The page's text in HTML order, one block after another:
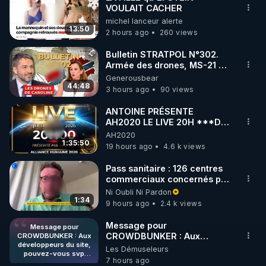
🌱 INSTAGRAM
https://www.instagram.com/rdlr_thierrycasasnovas/
http://rgnr.li/instagram
🌱 LA NEWSLETTER
Pour ne pas rater l’actualité RGNR (stages,
http://rgnr.li/news
🌱 VIDÉOS NON CENSURÉES SUR ODYSEE
Toutes les vidéos Youtube sont aussi sur la
http://rgnr.li/odysee
🌱 LES STAGES EN PRÉSENTIEL
http://rgnr.li/stages
13:50
VOULAIT CACHER
michel lanceur alerte
2 hours ago
260 views
44:48
Bulletin STRATPOL N°302.
Armée des drones, MS-21 en
série, missiles coréens.
07.08.2026.
Generousbear
3 hours ago
90 views
1:35:50
ANTOINE PRÉSENTE
AH2020 LE LIVE 20H ***DU
06/08/2026***
AH2020
19 hours ago
4.6 k views
1:34
Pass sanitaire : 126 centres
commerciaux concernés par
l'obligation dans toute la
France
Ni Oubli Ni Pardon
9 hours ago
2.4 k views
Message pour
CROWDBUNKER : Aux
développeurs du site,
pouvez-vous svp
remettre la
Message pour
CROWDBUNKER : Aux
développeurs du site,
pouvez-vous svp remettre la
Les Démuseleurs
7 hours ago